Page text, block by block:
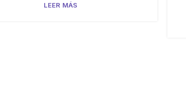
LEER MÁS